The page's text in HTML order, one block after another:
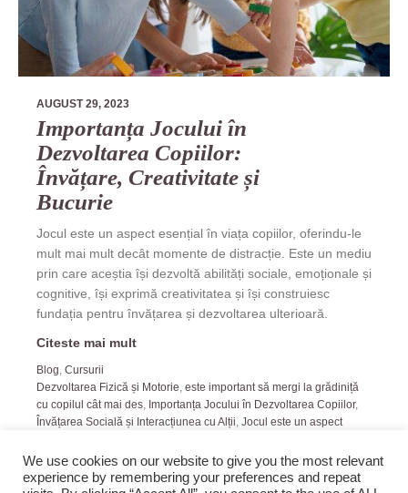
AUGUST 29, 2023
Importanța Jocului în
Dezvoltarea Copiilor:
Învățare, Creativitate și
Bucurie
Jocul este un aspect esențial în viața copiilor, oferindu-le
mult mai mult decât momente de distracție. Este un mediu
prin care aceștia își dezvoltă abilități sociale, emoționale și
cognitive, își exprimă creativitatea și își construiesc
fundația pentru învățarea și dezvoltarea ulterioară.
Citeste mai mult
Blog, Cursurii
Dezvoltarea Fizică și Motorie, este important să mergi la grădiniță
cu copilul cât mai des, Importanța Jocului în Dezvoltarea Copiilor,
Învățarea Socială și Interacțiunea cu Alții, Jocul este un aspect
We use cookies on our website to give you the most relevant
experience by remembering your preferences and repeat